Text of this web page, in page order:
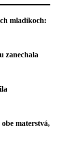
mladíkoch:
zanechala
materstvá,